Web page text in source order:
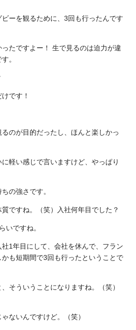
ビーを観るために、3回も行ったんです
たですよー！ 生で見るのは迫力が違
。
です！
のが目的だったし、ほんと楽しかっ
に軽い感じで言いますけど、やっぱり
の強さです。
ですね。（笑）入社何年目でした？
いですね。
社1年目にして、会社を休んで、フラン
も短期間で3回も行ったということで
そういうことになりますね。（笑）
ないんですけど。（笑）